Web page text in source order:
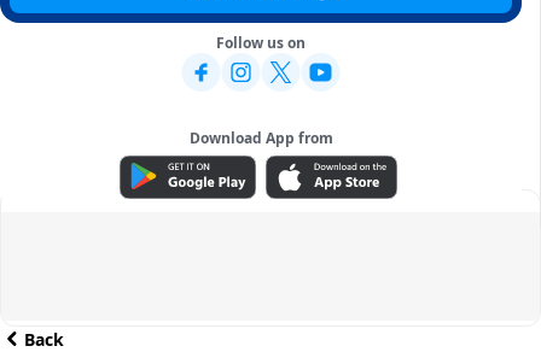
Follow us on
Download App from
ADVERTISEMENT
Back